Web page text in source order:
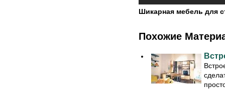
Шикарная мебель для
Похожие